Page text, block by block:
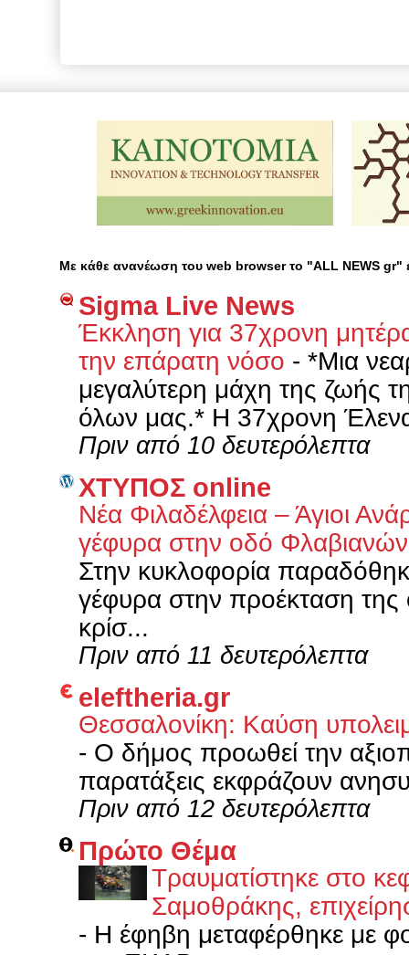
Με κάθε ανανέωση του web browser το "ALL NEWS gr"
Sigma Live News
Έκκληση για 37χρονη
την επάρατη νόσο - *Μια
μεγαλύτερη μάχη της ζωής
όλων μας.* Η 37χρονη
Πριν από 10 δευτερόλεπτα
XΤΥΠΟΣ online
Νέα Φιλαδέλφεια – Άγιοι
γέφυρα στην οδό
Στην κυκλοφορία
γέφυρα στην προέκταση της
κρίσ...
Πριν από 11 δευτερόλεπτα
eleftheria.gr
Θεσσαλονίκη: Καύση
- Ο δήμος προωθεί την
παρατάξεις εκφράζουν
Πριν από 12 δευτερόλεπτα
Πρώτο Θέμα
Τραυματίστηκε στο
Σαμοθράκης,
- Η έφηβη μεταφέρθηκε με